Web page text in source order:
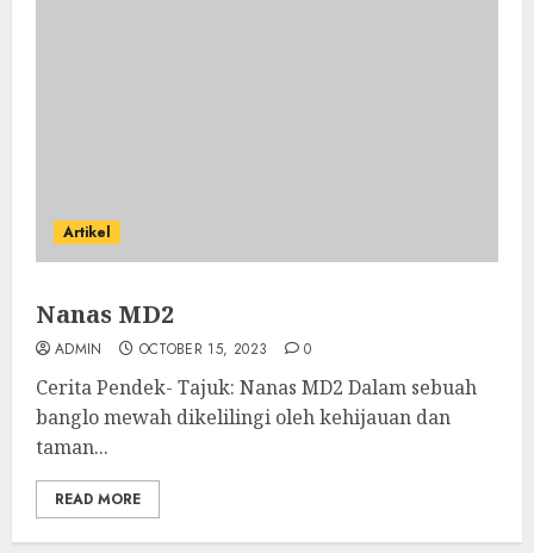
Artikel
Nanas MD2
ADMIN OCTOBER 15, 2023 0
Cerita Pendek- Tajuk: Nanas MD2 Dalam sebuah
banglo mewah dikelilingi oleh kehijauan dan
taman...
READ MORE